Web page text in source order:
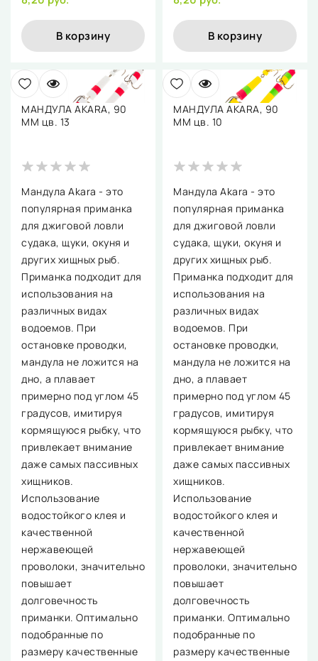
В корзину В корзину
МАНДУЛА AKARA, 90
ММ цв. 13
Мандула Akara - это
популярная приманка
для джиговой ловли
судака, щуки, окуня и
других хищных рыб.
Приманка подходит для
использования на
различных видах
водоемов. При
остановке проводки,
мандула не ложится на
дно, а плавает
примерно под углом 45
градусов, имитируя
кормящуюся рыбку, что
привлекает внимание
даже самых пассивных
хищников.
Использование
водостойкого клея и
качественной
нержавеющей
проволоки, значительно
повышает
долговечность
приманки. Оптимально
подобранные по
размеру качественные
МАНДУЛА AKARA, 90
ММ цв. 10
Мандула Akara - это
популярная приманка
для джиговой ловли
судака, щуки, окуня и
других хищных рыб.
Приманка подходит для
использования на
различных видах
водоемов. При
остановке проводки,
мандула не ложится на
дно, а плавает
примерно под углом 45
градусов, имитируя
кормящуюся рыбку, что
привлекает внимание
даже самых пассивных
хищников.
Использование
водостойкого клея и
качественной
нержавеющей
проволоки, значительно
повышает
долговечность
приманки. Оптимально
подобранные по
размеру качественные